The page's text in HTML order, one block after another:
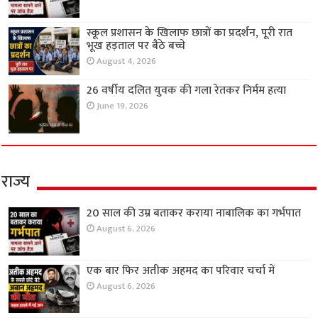
स्कूल प्रशासन के खिलाफ छात्रों का प्रदर्शन, पूरी रात
भूख हड़ताल पर बैठे बच्चे
August 4, 2026
26 वर्षीय दलित युवक की गला रेतकर निर्मम हत्या
June 19, 2026
राज्य
20 साल की उम्र बताकर कराया नाबालिक का गर्भपात
August 6, 2026
एक बार फिर अतीक अहमद का परिवार चर्चा में
August 6, 2026